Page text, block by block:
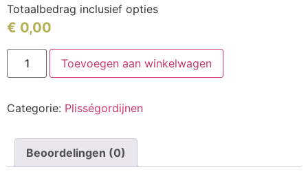
Totaalbedrag inclusief opties
€ 0,00
Toevoegen aan winkelwagen
Categorie: Plisségordijnen
Beoordelingen (0)